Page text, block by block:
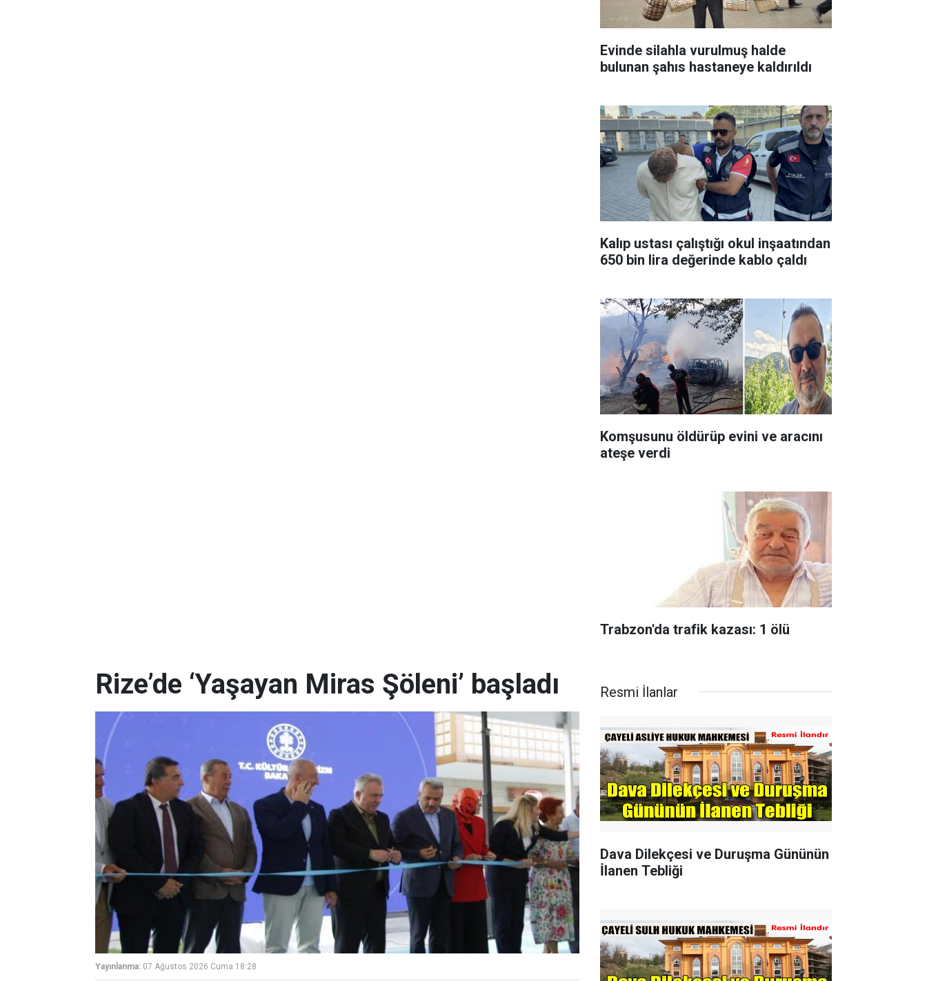
Evinde silahla vurulmuş halde
bulunan şahıs hastaneye kaldırıldı
Kalıp ustası çalıştığı okul inşaatından
650 bin lira değerinde kablo çaldı
Komşusunu öldürüp evini ve aracını
ateşe verdi
Trabzon'da trafik kazası: 1 ölü
Rize’de ‘Yaşayan Miras Şöleni’ başladı
Yayınlanma: 07 Ağustos 2026 Cuma 18:28
Resmi İlanlar
Dava Dilekçesi ve Duruşma Gününün
İlanen Tebliği